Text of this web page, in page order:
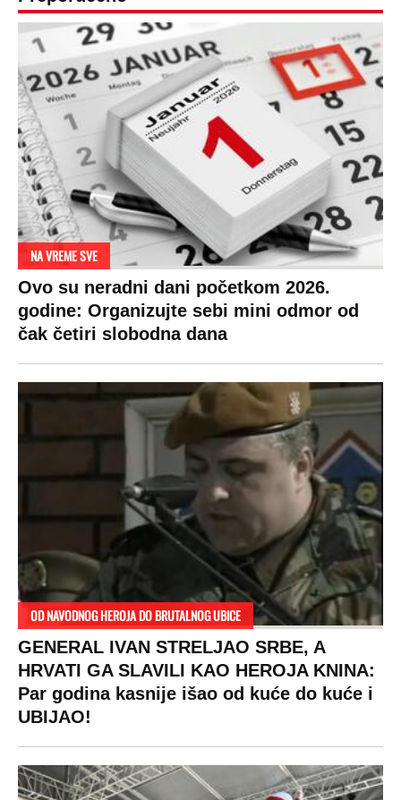
NA VREME SVE
Ovo su neradni dani početkom 2026.
godine: Organizujte sebi mini odmor od
čak četiri slobodna dana
OD NAVODNOG HEROJA DO BRUTALNOG UBICE
GENERAL IVAN STRELJAO SRBE, A
HRVATI GA SLAVILI KAO HEROJA KNINA:
Par godina kasnije išao od kuće do kuće i
UBIJAO!